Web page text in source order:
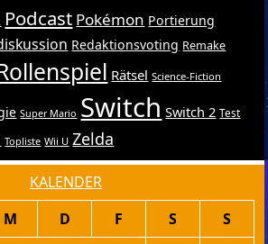
Podcast Pokémon Portierung
Redaktionsvoting Remake
Rätsel Science-Fiction
Super Mario Switch Switch 2 Test
Topliste Wii U Zelda
KALENDER
M D F S
S